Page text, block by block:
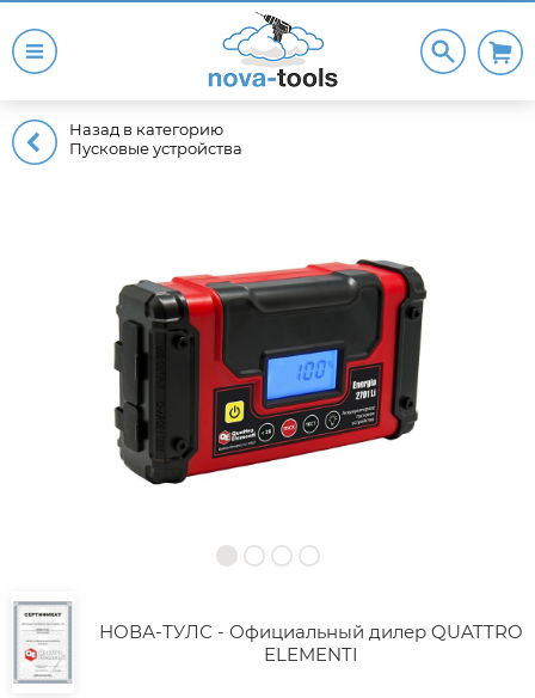
Назад в категорию
Пусковые устройства
НОВА-ТУЛС - Официальный дилер QUATTRO
ELEMENTI